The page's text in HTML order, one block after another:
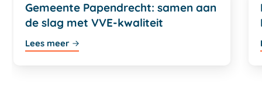
Gemeente Papendrecht: samen aan
de slag met VVE-kwaliteit
Lees meer